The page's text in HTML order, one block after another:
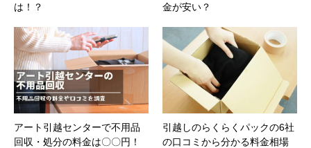
は！？
金が安い？
アート引越センターで不用品
回収・処分の料金は〇〇円！
引越しのらくらくパックの6社
の口コミから分かる料金相場